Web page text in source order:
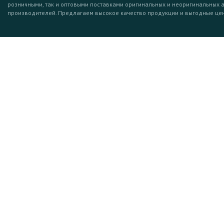
розничными, так и оптовыми поставками оригинальных и неоригинальных
производителей. Предлагаем высокое качество продукции и выгодные